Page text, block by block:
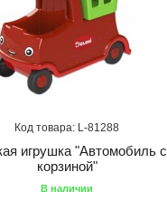
81288
игрушка "Автомобиль с
корзиной"